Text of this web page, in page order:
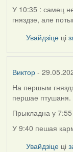
У 10:35 : самец
гняздзе, але
Увайдзіце ці
Виктор-
На першым
першае птушаня.
Прыкладна у 7:55
У 9:40 пешая
Увайдзіце ці